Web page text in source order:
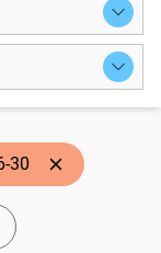
30